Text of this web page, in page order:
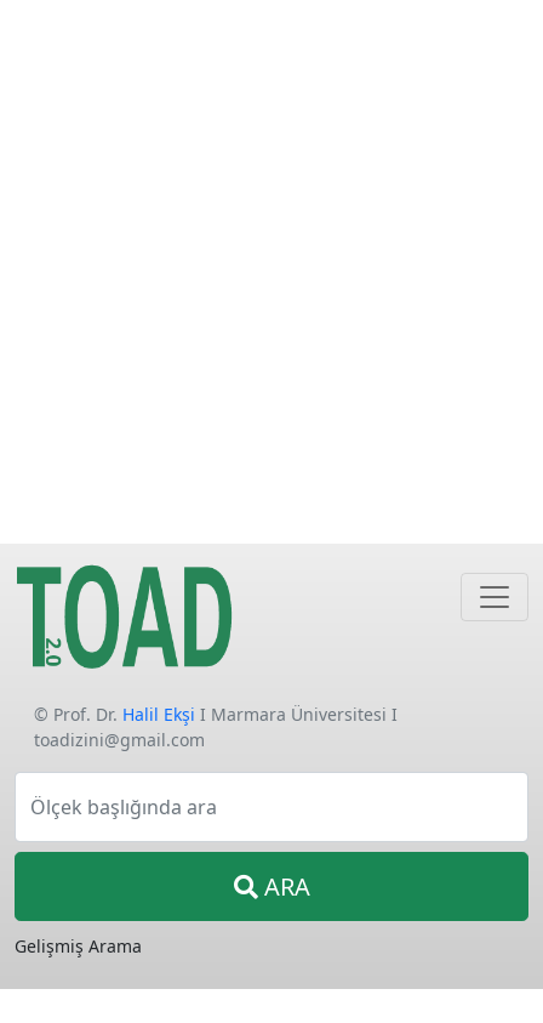
© Prof. Dr. Halil Ekşi I Marmara Üniversitesi I
toadizini@gmail.com
Ölçek başlığında ara
ARA
Gelişmiş Arama